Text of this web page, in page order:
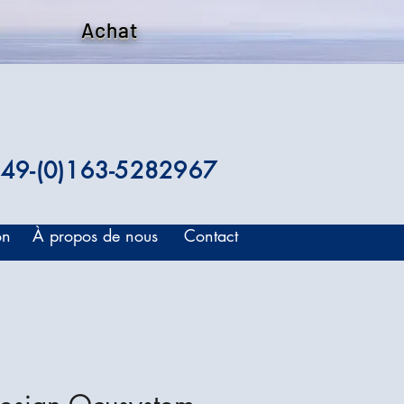
Achat
(0)163-5282967
À propos de nous Contact